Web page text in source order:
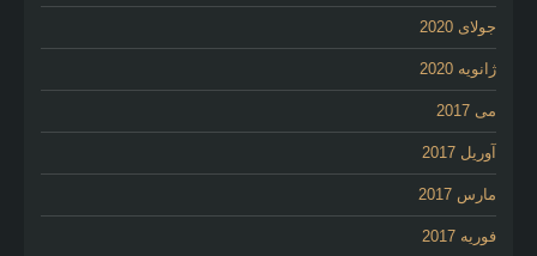
جولای 2020
ژانویه 2020
می 2017
آوریل 2017
مارس 2017
فوریه 2017